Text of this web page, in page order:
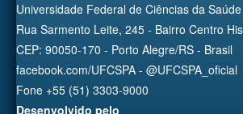
Universidade Federal de Ciências da
Rua Sarmento Leite, 245 - Bairro Centro
CEP: 90050-170 - Porto Alegre/RS - Brasil
facebook.com/UFCSPA - @UFCSPA_oficial
Fone +55 (51) 3303-9000
Desenvolvido pelo